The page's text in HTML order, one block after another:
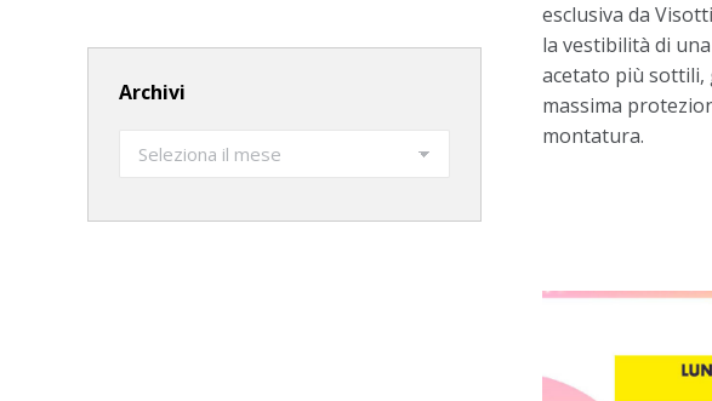
esclusiva da
la vestibilità di
acetato più sottili,
massima
montatura.
Archivi